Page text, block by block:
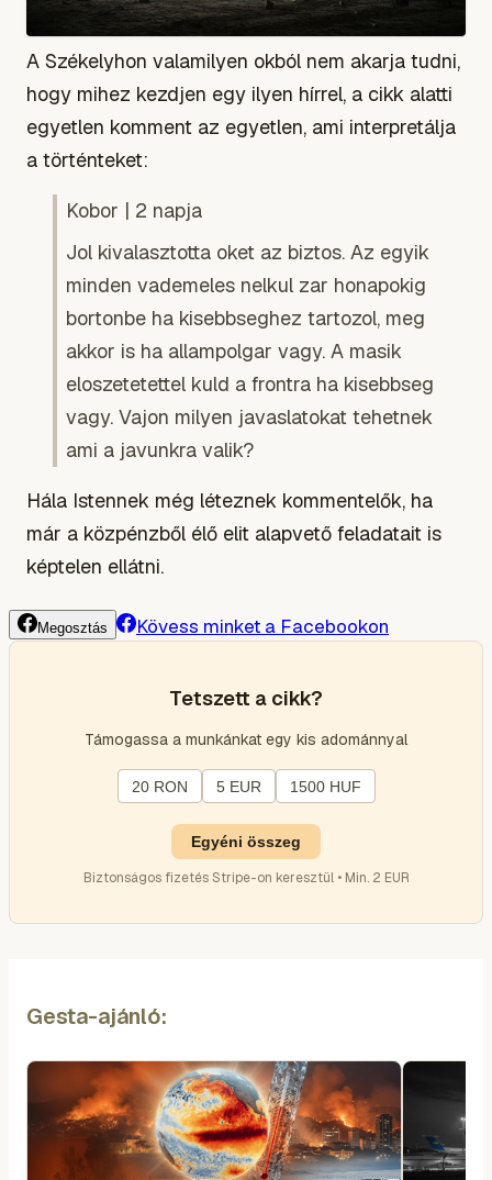
A Székelyhon valamilyen okból nem akarja tudni,
hogy mihez kezdjen egy ilyen hírrel, a cikk alatti
egyetlen komment az egyetlen, ami interpretálja
a történteket:
Kobor | 2 napja
Jol kivalasztotta oket az biztos. Az egyik
minden vademeles nelkul zar honapokig
bortonbe ha kisebbseghez tartozol, meg
akkor is ha allampolgar vagy. A masik
eloszetetettel kuld a frontra ha kisebbseg
vagy. Vajon milyen javaslatokat tehetnek
ami a javunkra valik?
Hála Istennek még léteznek kommentelők, ha
már a közpénzből élő elit alapvető feladatait is
képtelen ellátni.
Megosztás Kövess minket a Facebookon
Tetszett a cikk?
Támogassa a munkánkat egy kis adománnyal
20 RON 5 EUR 1500 HUF
Egyéni összeg
Biztonságos fizetés Stripe-on keresztül • Min. 2 EUR
Gesta-ajánló: